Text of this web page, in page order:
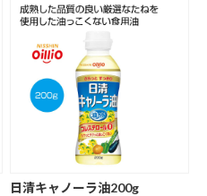
日清キャノーラ油200g